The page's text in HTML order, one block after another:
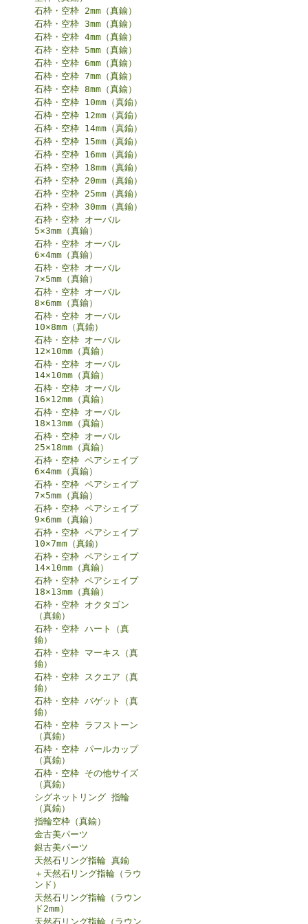
石枠・空枠 2mm（真鍮）
石枠・空枠 3mm（真鍮）
石枠・空枠 4mm（真鍮）
石枠・空枠 5mm（真鍮）
石枠・空枠 6mm（真鍮）
石枠・空枠 7mm（真鍮）
石枠・空枠 8mm（真鍮）
石枠・空枠 10mm（真鍮）
石枠・空枠 12mm（真鍮）
石枠・空枠 14mm（真鍮）
石枠・空枠 15mm（真鍮）
石枠・空枠 16mm（真鍮）
石枠・空枠 18mm（真鍮）
石枠・空枠 20mm（真鍮）
石枠・空枠 25mm（真鍮）
石枠・空枠 30mm（真鍮）
石枠・空枠 オーバル
5×3mm（真鍮）
石枠・空枠 オーバル
6×4mm（真鍮）
石枠・空枠 オーバル
7×5mm（真鍮）
石枠・空枠 オーバル
8×6mm（真鍮）
石枠・空枠 オーバル
10×8mm（真鍮）
石枠・空枠 オーバル
12×10mm（真鍮）
石枠・空枠 オーバル
14×10mm（真鍮）
石枠・空枠 オーバル
16×12mm（真鍮）
石枠・空枠 オーバル
18×13mm（真鍮）
石枠・空枠 オーバル
25×18mm（真鍮）
石枠・空枠 ペアシェイプ
6×4mm（真鍮）
石枠・空枠 ペアシェイプ
7×5mm（真鍮）
石枠・空枠 ペアシェイプ
9×6mm（真鍮）
石枠・空枠 ペアシェイプ
10×7mm（真鍮）
石枠・空枠 ペアシェイプ
14×10mm（真鍮）
石枠・空枠 ペアシェイプ
18×13mm（真鍮）
石枠・空枠 オクタゴン
（真鍮）
石枠・空枠 ハート（真
鍮）
石枠・空枠 マーキス（真
鍮）
石枠・空枠 スクエア（真
鍮）
石枠・空枠 バゲット（真
鍮）
石枠・空枠 ラフストーン
（真鍮）
石枠・空枠 パールカップ
（真鍮）
石枠・空枠 その他サイズ
（真鍮）
シグネットリング 指輪
（真鍮）
指輪空枠（真鍮）
金古美パーツ
銀古美パーツ
天然石リング指輪 真鍮
＋天然石リング指輪（ラウ
ンド）
天然石リング指輪（ラウン
ド2mm）
天然石リング指輪（ラウン